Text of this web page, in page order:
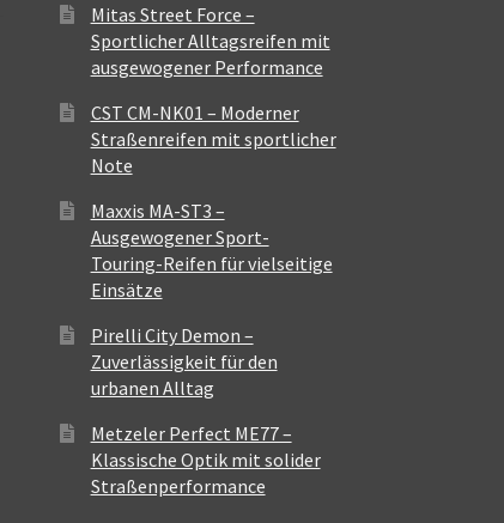
Mitas Street Force –
Sportlicher Alltagsreifen mit
ausgewogener Performance
CST CM-NK01 – Moderner
Straßenreifen mit sportlicher
Note
Maxxis MA-ST3 –
Ausgewogener Sport-
Touring-Reifen für vielseitige
Einsätze
Pirelli City Demon –
Zuverlässigkeit für den
urbanen Alltag
Metzeler Perfect ME77 –
Klassische Optik mit solider
Straßenperformance